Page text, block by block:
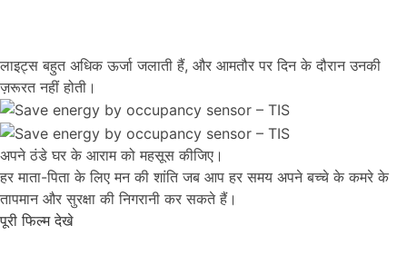
लाइट्स बहुत अधिक ऊर्जा जलाती हैं, और आमतौर पर दिन के दौरान उनकी
ज़रूरत नहीं होती।
अपने ठंडे घर के आराम को महसूस कीजिए।
हर माता-पिता के लिए मन की शांति जब आप हर समय अपने बच्चे के कमरे के
तापमान और सुरक्षा की निगरानी कर सकते हैं।
पूरी फिल्म देखे